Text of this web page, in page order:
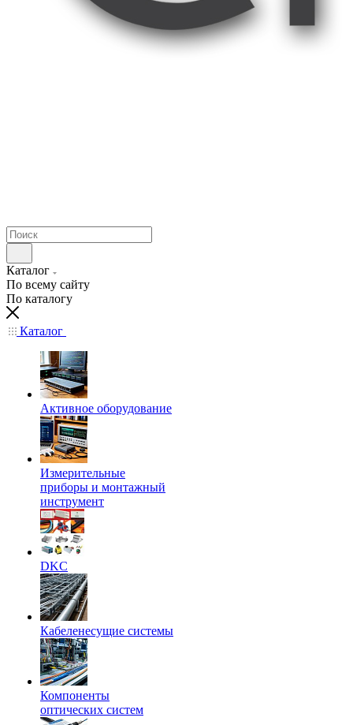
Каталог
По всему сайту
По каталогу
Каталог
Активное оборудование
Измерительные
приборы и монтажный
инструмент
DKC
Кабеленесущие системы
Компоненты
оптических систем